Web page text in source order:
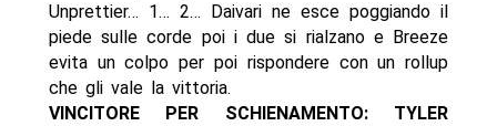
Unprettier… 1… 2… Daivari ne esce poggiando il
piede sulle corde poi i due si rialzano e Breeze
evita un colpo per poi rispondere con un rollup
che gli vale la vittoria.
VINCITORE PER SCHIENAMENTO: TYLER